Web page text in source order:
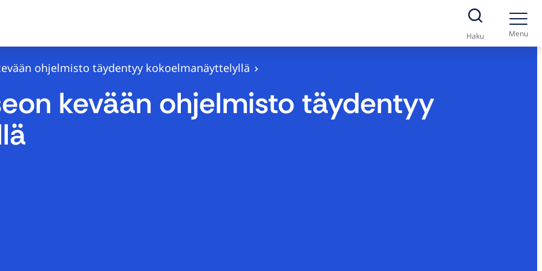
Haku Menu
ohjelmisto täydentyy kokoelmanäyttelyllä
kevään ohjelmisto täydentyy